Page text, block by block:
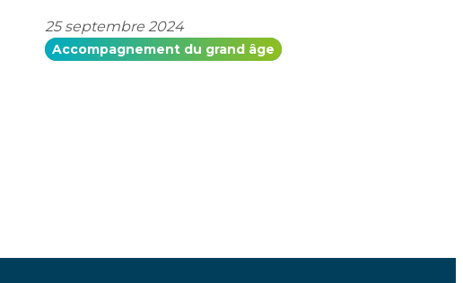
25 septembre 2024
Accompagnement du grand âge